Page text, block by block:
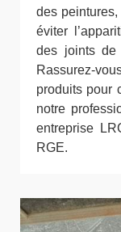
des
éviter
des joints de
Rassurez-
produits pour
notre
entreprise
RGE.